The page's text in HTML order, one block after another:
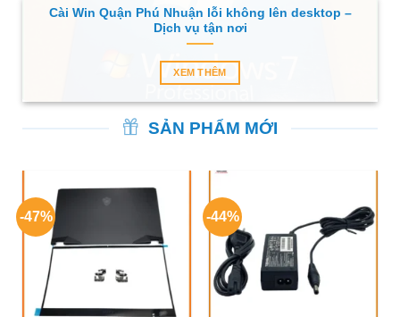
Cài Win Quận Phú Nhuận lỗi không lên desktop –
Dịch vụ tận nơi
XEM THÊM
SẢN PHẨM MỚI
-47% -44%